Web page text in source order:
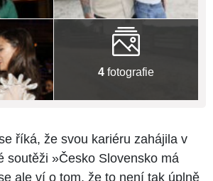
4 fotografie
říká, že svou kariéru zahájila v
soutěži »Česko Slovensko má
ale ví o tom, že to není tak úplně